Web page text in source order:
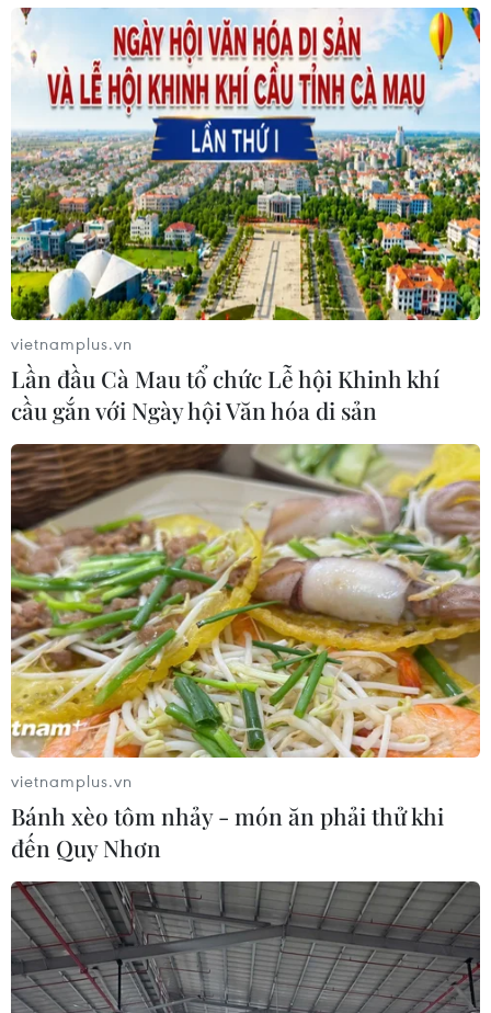
vietnamplus.vn
Lần đầu Cà Mau tổ chức Lễ hội Khinh khí
cầu gắn với Ngày hội Văn hóa di sản
vietnamplus.vn
Bánh xèo tôm nhảy - món ăn phải thử khi
đến Quy Nhơn